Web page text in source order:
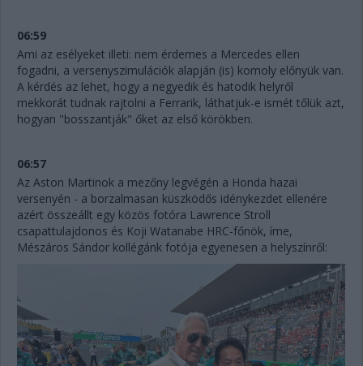
06:59
Ami az esélyeket illeti: nem érdemes a Mercedes ellen
fogadni, a versenyszimulációk alapján (is) komoly előnyük van.
A kérdés az lehet, hogy a negyedik és hatodik helyről
mekkorát tudnak rajtolni a Ferrarik, láthatjuk-e ismét tőlük azt,
hogyan "bosszantják" őket az első körökben.
06:57
Az Aston Martinok a mezőny legvégén a Honda hazai
versenyén - a borzalmasan küszködős idénykezdet ellenére
azért összeállt egy közös fotóra Lawrence Stroll
csapattulajdonos és Koji Watanabe HRC-főnök, íme,
Mészáros Sándor kollégánk fotója egyenesen a helyszínről: